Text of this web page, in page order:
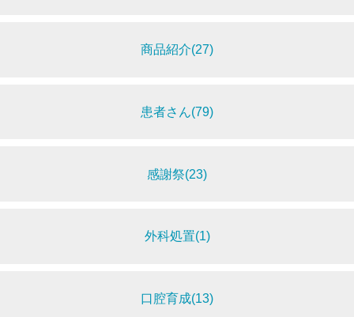
商品紹介(27)
患者さん(79)
感謝祭(23)
外科処置(1)
口腔育成(13)